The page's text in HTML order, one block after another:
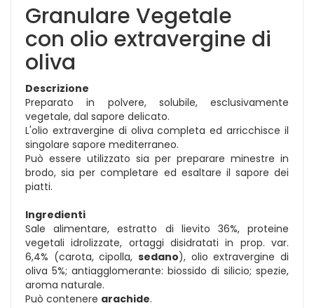
Granulare Vegetale
con olio extravergine di
oliva
Descrizione
Preparato in polvere, solubile, esclusivamente
vegetale, dal sapore delicato.
L'olio extravergine di oliva completa ed arricchisce il
singolare sapore mediterraneo.
Può essere utilizzato sia per preparare minestre in
brodo, sia per completare ed esaltare il sapore dei
piatti.
Ingredienti
Sale alimentare, estratto di lievito 36%, proteine
vegetali idrolizzate, ortaggi disidratati in prop. var.
6,4% (carota, cipolla, sedano), olio extravergine di
oliva 5%; antiagglomerante: biossido di silicio; spezie,
aroma naturale.
Può contenere arachide.